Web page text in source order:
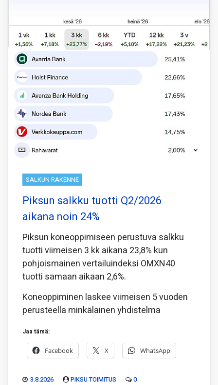
SALKUN RAKENNE
Piksun salkku tuotti Q2/2026
aikana noin 24%
Piksun koneoppimiseen perustuva salkku
tuotti viimeisen 3 kk aikana 23,8% kun
pohjoismainen vertailuindeksi OMXN40
tuotti samaan aikaan 2,6%.
Koneoppiminen laskee viimeisen 5 vuoden
perusteella minkälainen yhdistelmä
Jaa tämä:
Facebook X WhatsApp
3.8.2026 PIKSU TOIMITUS 0